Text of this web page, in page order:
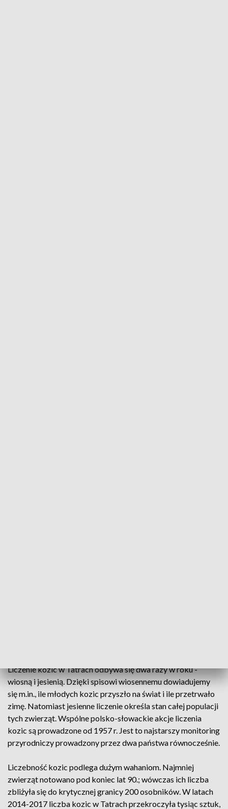
Liczenie kozic w Tatrach odbywa się dwa razy w roku -
wiosną i jesienią. Dzięki spisowi wiosennemu dowiadujemy
się m.in., ile młodych kozic przyszło na świat i ile przetrwało
zimę. Natomiast jesienne liczenie określa stan całej populacji
tych zwierząt. Wspólne polsko-słowackie akcje liczenia
kozic są prowadzone od 1957 r. Jest to najstarszy monitoring
przyrodniczy prowadzony przez dwa państwa równocześnie.
Liczebność kozic podlega dużym wahaniom. Najmniej
zwierząt notowano pod koniec lat 90.; wówczas ich liczba
zbliżyła się do krytycznej granicy 200 osobników. W latach
2014-2017 liczba kozic w Tatrach przekroczyła tysiąc sztuk,